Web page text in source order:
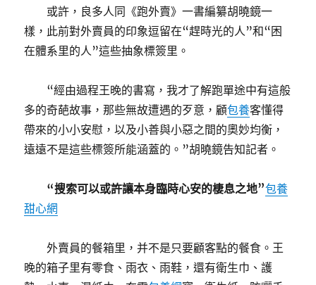
或許，良多人同《跑外賣》一書編纂胡曉鏡一
樣，此前對外賣員的印象逗留在“趕時光的人”和“困
在體系里的人”這些抽象標簽里。
“經由過程王晚的書寫，我才了解跑單途中有這般
多的奇葩故事，那些無故遭遇的歹意，顧包養客懂得
帶來的小小安慰，以及小善與小惡之間的奧妙均衡，
遠遠不是這些標簽所能涵蓋的。”胡曉鏡告知記者。
“搜索可以或許讓本身臨時心安的棲息之地”包養
甜心網
外賣員的餐箱里，并不是只要顧客點的餐食。王
晚的箱子里有零食、雨衣、雨鞋，還有衛生巾、護